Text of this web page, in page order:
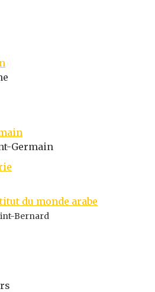
Germain
du monde arabe
Bernard